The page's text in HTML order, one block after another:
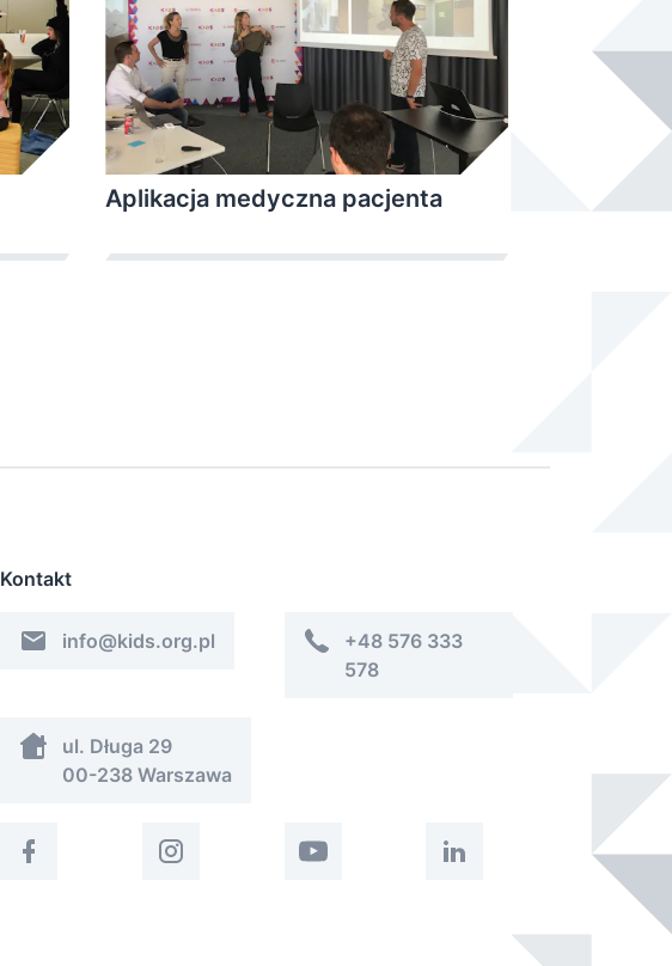
Aplikacja medyczna pacjenta
Kontakt
info@kids.org.pl
+48 576 333
578
ul. Długa 29
00-238 Warszawa